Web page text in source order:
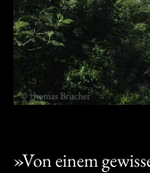
»Von einem